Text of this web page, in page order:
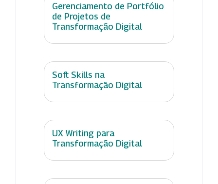
Gerenciamento de Portfólio
de Projetos de
Transformação Digital
Soft Skills na
Transformação Digital
UX Writing para
Transformação Digital